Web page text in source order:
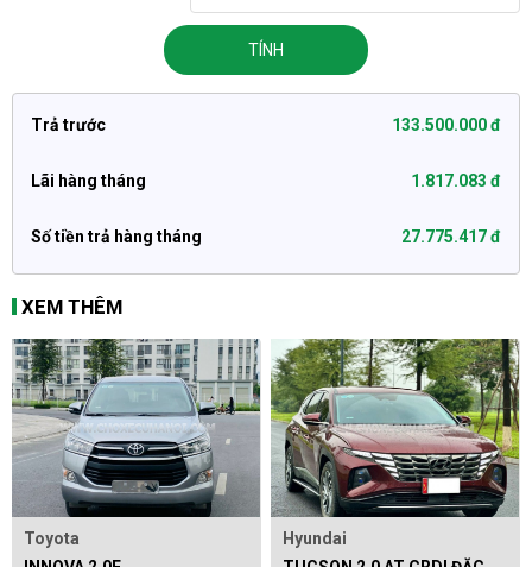
TÍNH
Trả trước 133.500.000 đ
Lãi hàng tháng 1.817.083 đ
Số tiền trả hàng tháng 27.775.417 đ
XEM THÊM
Toyota
Hyundai